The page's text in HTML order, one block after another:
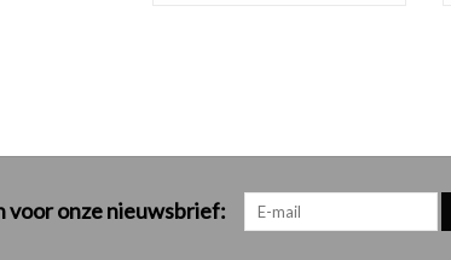
voor onze nieuwsbrief: